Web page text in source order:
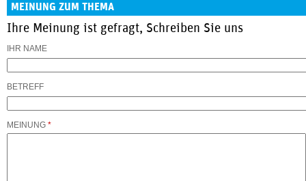
MEINUNG ZUM THEMA
Ihre Meinung ist gefragt, Schreiben Sie uns
IHR NAME
BETREFF
MEINUNG *